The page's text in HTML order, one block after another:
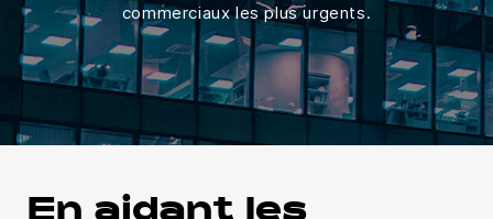
commerciaux les plus urgents.